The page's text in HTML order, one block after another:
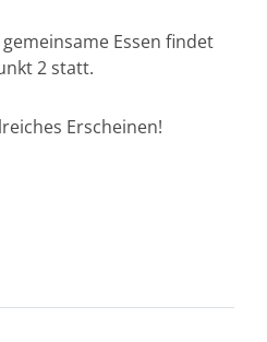
Essen findet
2 statt.
Erscheinen!